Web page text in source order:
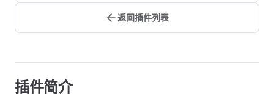
返回插件列表
插件简介